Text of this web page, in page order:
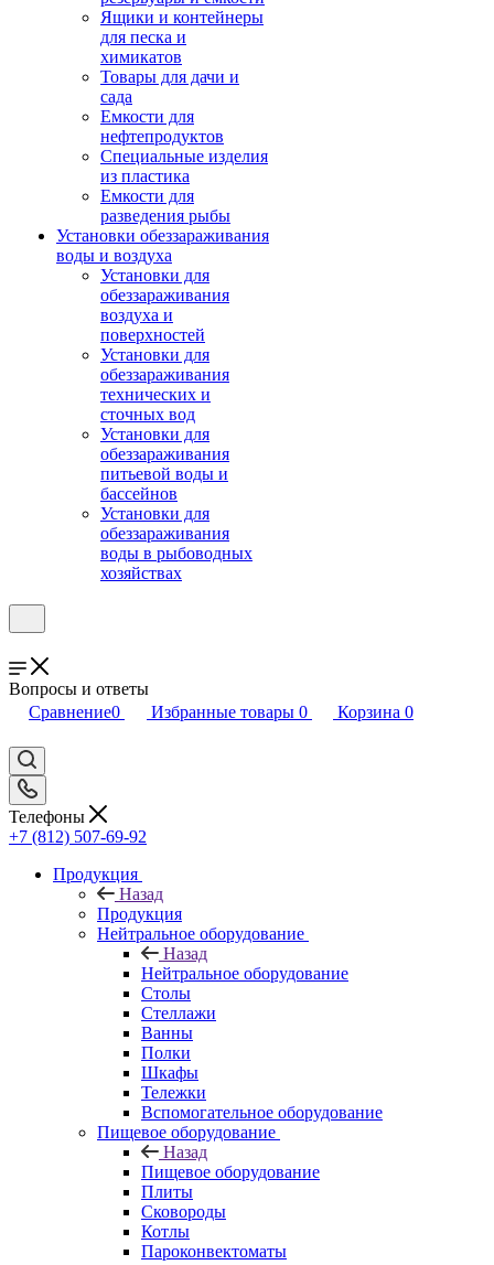
Ящики и контейнеры
для песка и
химикатов
Товары для дачи и
сада
Емкости для
нефтепродуктов
Специальные изделия
из пластика
Емкости для
разведения рыбы
Установки обеззараживания
воды и воздуха
Установки для
обеззараживания
воздуха и
поверхностей
Установки для
обеззараживания
технических и
сточных вод
Установки для
обеззараживания
питьевой воды и
бассейнов
Установки для
обеззараживания
воды в рыбоводных
хозяйствах
Вопросы и ответы
Сравнение0 Избранные товары 0 Корзина 0
Телефоны
+7 (812) 507-69-92
Продукция
Назад
Продукция
Нейтральное оборудование
Назад
Нейтральное оборудование
Столы
Стеллажи
Ванны
Полки
Шкафы
Тележки
Вспомогательное оборудование
Пищевое оборудование
Назад
Пищевое оборудование
Плиты
Сковороды
Котлы
Пароконвектоматы